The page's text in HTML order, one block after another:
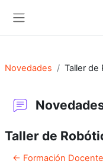
Novedades Taller de
Taller de
← Formación